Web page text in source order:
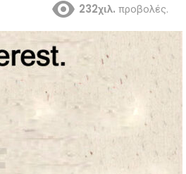
232χιλ. προβολές.